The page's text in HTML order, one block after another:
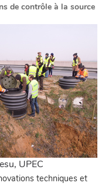
de contrôle à la source
UPEC
techniques et